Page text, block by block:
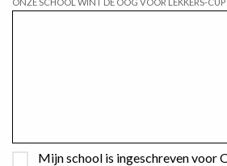
Mijn school is ingeschreven voor